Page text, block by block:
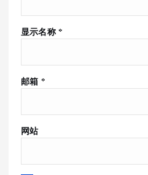
显示名称 *
邮箱 *
网站